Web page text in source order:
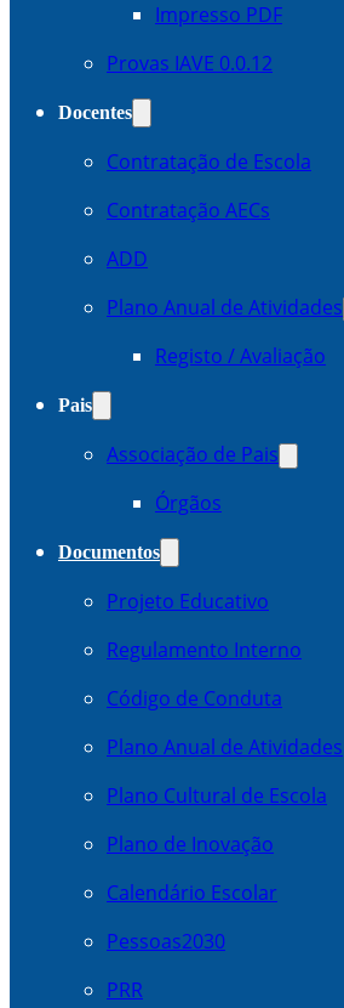
Impresso PDF
Provas IAVE 0.0.12
Docentes
Contratação de Escola
Contratação AECs
ADD
Plano Anual de Atividades
Registo / Avaliação
Pais
Associação de Pais
Órgãos
Documentos
Projeto Educativo
Regulamento Interno
Código de Conduta
Plano Anual de Atividades
Plano Cultural de Escola
Plano de Inovação
Calendário Escolar
Pessoas2030
PRR